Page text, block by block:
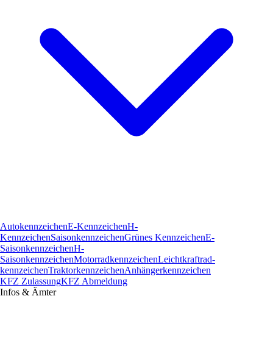
AutokennzeichenE-KennzeichenH-
KennzeichenSaisonkennzeichenGrünes KennzeichenE-
SaisonkennzeichenH-
SaisonkennzeichenMotorradkennzeichenLeichtkraftrad­
kennzeichenTraktorkennzeichenAnhängerkennzeichen
KFZ ZulassungKFZ Abmeldung
Infos & Ämter